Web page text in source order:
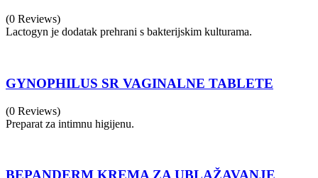
(0 Reviews)
Lactogyn je dodatak prehrani s bakterijskim kulturama.
GYNOPHILUS SR VAGINALNE TABLETE
(0 Reviews)
Preparat za intimnu higijenu.
BEPANDERM KREMA ZA UBLAŽAVANJE